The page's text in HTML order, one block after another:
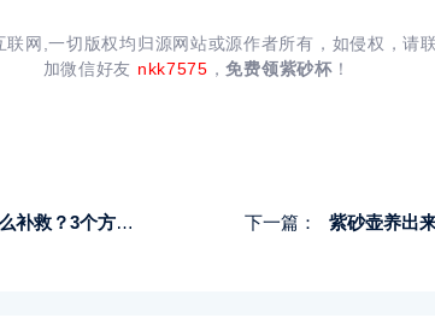
联网,一切版权均归源网站或源作者所有，如侵权，请
加微信好友 nkk7575 ，免费领紫砂杯！
法总有一个适合你 下一篇： 紫砂壶养出来